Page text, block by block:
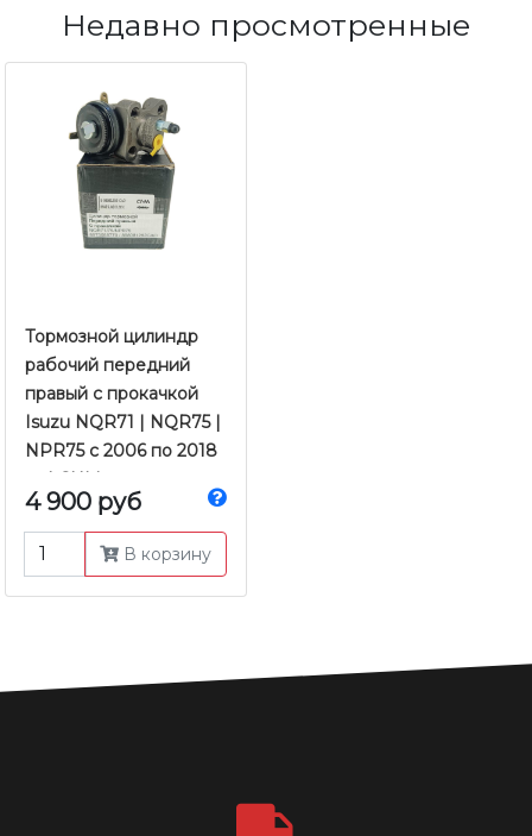
Недавно просмотренные
Тормозной цилиндр
рабочий передний
правый с прокачкой
Isuzu NQR71 | NQR75 |
NPR75 с 2006 по 2018
гг. | CHM
4 900 руб
В корзину